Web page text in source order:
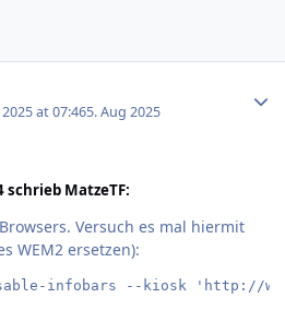
at 07:465. Aug 2025
schrieb MatzeTF:
Versuch es mal hiermit
WEM2 ersetzen):
infobars --kiosk 'http://